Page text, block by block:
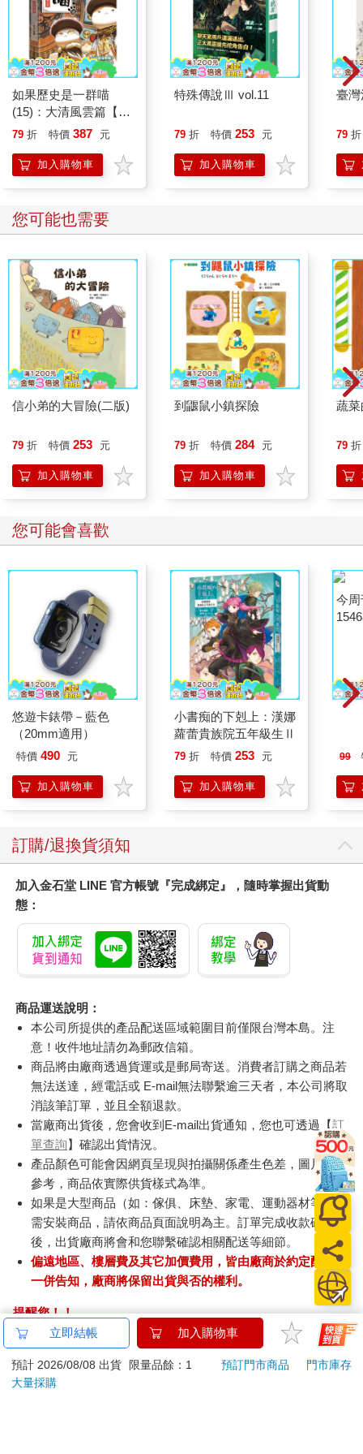
如果歷史是一群喵
(15)：大清風雲篇【萌
貓漫畫學歷史】
79 折 特價 387 元
加入購物車
特殊傳說Ⅲ vol.11
79 折 特價 253 元
加入購物車
臺
79 折
您可能也需要
信小弟的大冒險(二版)
79 折 特價 253 元
加入購物車
到鼴鼠小鎮探險
79 折 特價 284 元
加入購物車
蔬
79 折
您可能會喜歡
悠遊卡錶帶－藍色
（20mm適用）
特價 490 元
加入購物車
小書痴的下剋上：漢娜
蘿蕾貴族院五年級生Ⅱ
79 折 特價 253 元
加入購物車
99
訂購/退換貨須知
加入金石堂 LINE 官方帳號『完成綁定』，隨時掌握出貨動
態：
商品運送說明：
本公司所提供的產品配送區域範圍目前僅限台灣本島。注
意！收件地址請勿為郵政信箱。
商品將由廠商透過貨運或是郵局寄送。消費者訂購之商品若
無法送達，經電話或 E-mail無法聯繫逾三天者，本公司將取
消該筆訂單，並且全額退款。
當廠商出貨後，您會收到E-mail出貨通知，您也可透過【訂
單查詢】確認出貨情況。
產品顏色可能會因網頁呈現與拍攝關係產生色差，圖片僅供
參考，商品依實際供貨樣式為準。
如果是大型商品（如：傢俱、床墊、家電、運動器材等）及
需安裝商品，請依商品頁面說明為主。訂單完成收款確認
後，出貨廠商將會和您聯繫確認相關配送等細節。
偏遠地區、樓層費及其它加價費用，皆由廠商於約定配送時
一併告知，廠商將保留出貨與否的權利。
提醒您！！
金石堂及銀行均不會請您操作ATM! 如接獲電話要求您前往
ATM提款機，請不要聽從指示，以免受騙上當！
退換貨須知：
立即結帳 加入購物車
預計 2026/08/08 出貨 限量品餘：1 預訂門市商品
門市庫存
大量採購